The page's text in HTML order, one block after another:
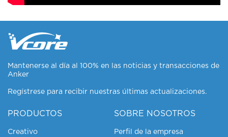
Mantenerse al día al 100% en las noticias y transacciones de
Anker
Regístrese para recibir nuestras últimas actualizaciones.
PRODUCTOS
Creativo
SOBRE NOSOTROS
Perfil de la empresa